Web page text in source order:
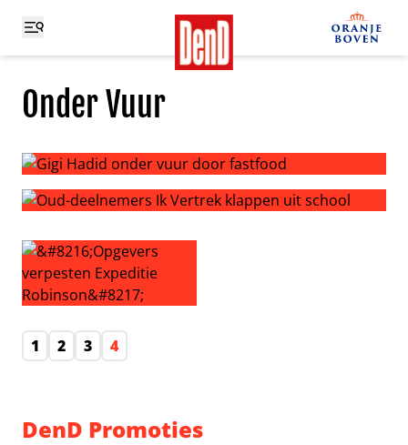
Onder Vuur
Gigi Hadid onder vuur door fastfood
1
2 3 4
DenD Promoties